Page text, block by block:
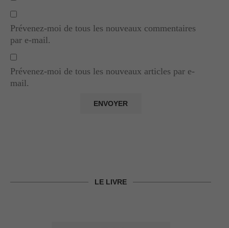
Prévenez-moi de tous les nouveaux commentaires
par e-mail.
Prévenez-moi de tous les nouveaux articles par e-
mail.
LE LIVRE